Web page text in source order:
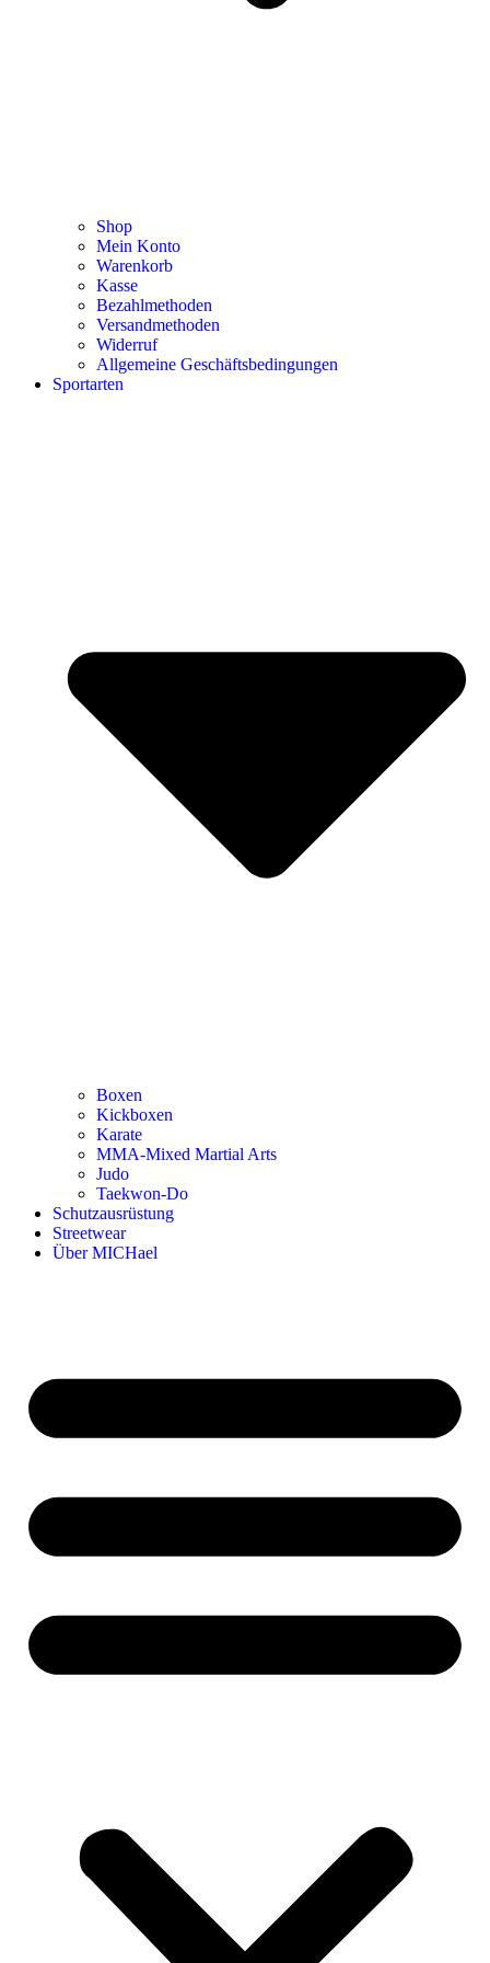
Shop
Mein Konto
Warenkorb
Kasse
Bezahlmethoden
Versandmethoden
Widerruf
Allgemeine Geschäftsbedingungen
Sportarten
Boxen
Kickboxen
Karate
MMA-Mixed Martial Arts
Judo
Taekwon-Do
Schutzausrüstung
Streetwear
Über MICHael